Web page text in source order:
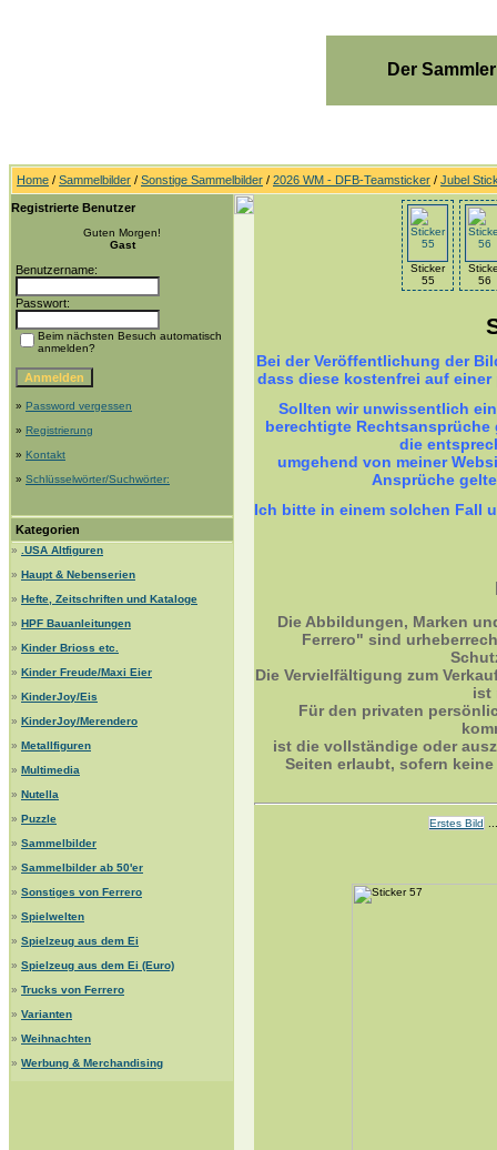
Der
Home / Sammelbilder / Sonstige Sammelbilder / 2026 WM - DFB-Teamsticker / Jubel
Registrierte Benutzer
Guten Morgen!
Gast
Benutzername:
Passwort:
Beim nächsten Besuch automatisch
anmelden?
» Password vergessen
» Registrierung
» Kontakt
» Schlüsselwörter/Suchwörter:
Kategorien
»
.USA Altfiguren
» Haupt & Nebenserien
» Hefte, Zeitschriften und Kataloge
» HPF Bauanleitungen
» Kinder Brioss etc.
» Kinder Freude/Maxi Eier
» KinderJoy/Eis
» KinderJoy/Merendero
» Metallfiguren
» Multimedia
» Nutella
» Puzzle
» Sammelbilder
» Sammelbilder ab 50'er
» Sonstiges von Ferrero
» Spielwelten
» Spielzeug aus dem Ei
» Spielzeug aus dem Ei (Euro)
» Trucks von Ferrero
» Varianten
» Weihnachten
» Werbung & Merchandising
Sticker
55
56
Bei der Veröffentlichung der
dass diese kostenfrei auf
Sollten wir unwissentlich
berechtigte
die
umgehend von meiner
Ansprüche
Ich bitte in einem solchen Fall
Die Abbildungen, Marken
Ferrero" sind
Die Vervielfältigung zum
ist
Für den privaten
ist die vollständige oder
Seiten erlaubt, sofern
Erstes Bild